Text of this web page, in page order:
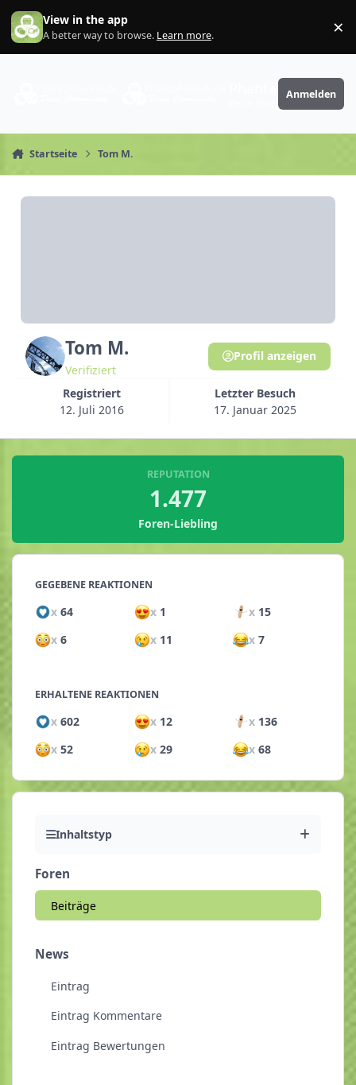
Zum Inhalt springen
View in the app
A better way to browse. Learn more. ×
PhantaFriends.de
Anmelden
Startseite Tom M.
Tom M.
Verifiziert
Registriert
12. Juli 2016
Letzter Besuch
17. Januar 2025
Profil anzeigen
REPUTATION
1.477
Foren-Liebling
GEGEBENE REAKTIONEN
x 64 x1 x 15
x 6 x11 x 7
ERHALTENE REAKTIONEN
x 602 x12 x 136
x 52 x29 x 68
Inhaltstyp
Foren
Beiträge
News
Eintrag
Eintrag Kommentare
Eintrag Bewertungen